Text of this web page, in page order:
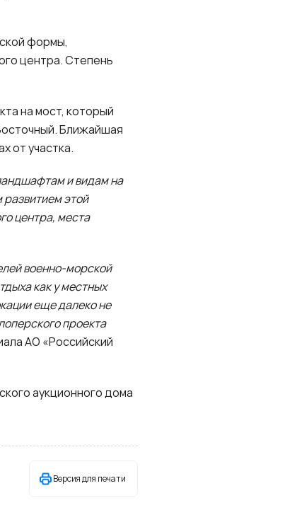
формы,
центра. Степень
на мост, который
Ближайшая
от участка.
и видам на
этой
центра, места
военно-морской
как у местных
еще далеко не
проекта
АО «Российский
аукционного дома
Версия для печати